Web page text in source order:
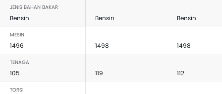
Anti Lock Braking System
Airbag Penumpang Depan
JENIS BAHAN BAKAR
Bensin Bensin Bensin
MESIN
1496 1498 1498
TENAGA
105 119 112
TORSI